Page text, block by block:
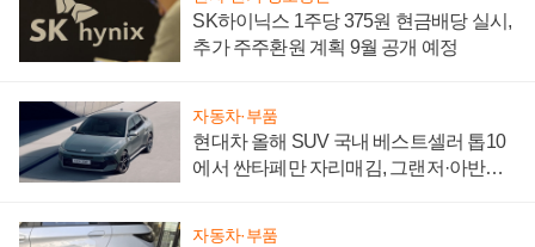
SK하이닉스 1주당 375원 현금배당 실시,
추가 주주환원 계획 9월 공개 예정
자동차·부품
현대차 올해 SUV 국내 베스트셀러 톱10
에서 싼타페만 자리매김, 그랜저·아반떼
자동차·부품